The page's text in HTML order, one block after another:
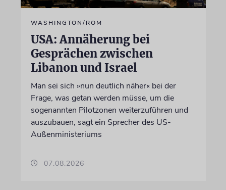
WASHINGTON/ROM
USA: Annäherung bei
Gesprächen zwischen
Libanon und Israel
Man sei sich »nun deutlich näher« bei der
Frage, was getan werden müsse, um die
sogenannten Pilotzonen weiterzuführen und
auszubauen, sagt ein Sprecher des US-
Außenministeriums
07.08.2026